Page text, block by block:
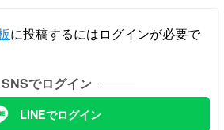
に投稿するにはログインが必要で
SNSでログイン
LINEでログイン